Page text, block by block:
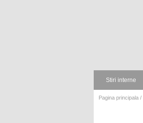
Stiri interne
Pagina principala /